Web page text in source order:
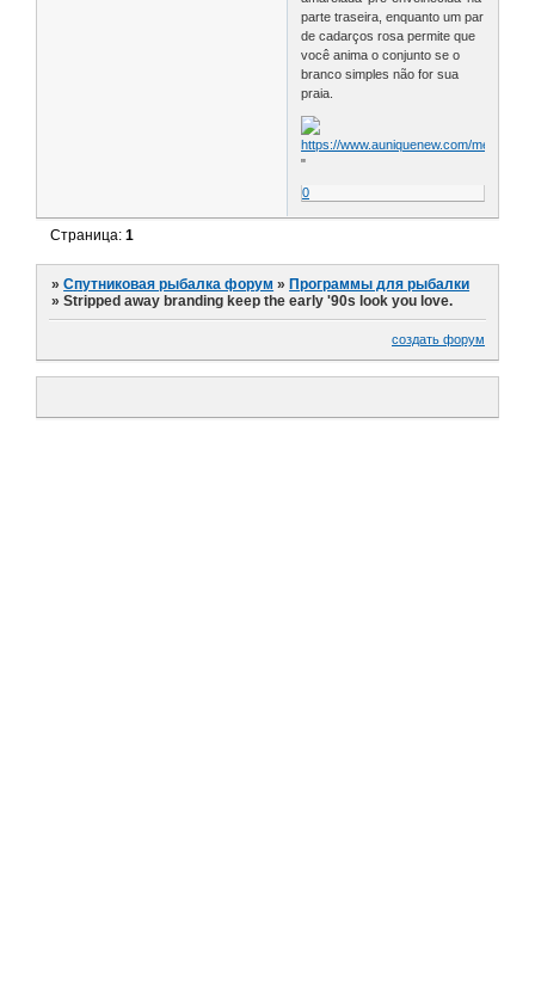
parte traseira, enquanto um par
de cadarços rosa permite que
você anima o conjunto se o
branco simples não for sua
praia.
"
0
Страница:1
»Спутниковая рыбалка форум » Программы для рыбалки
»Stripped away branding keep the early '90s look you love.
создать форум